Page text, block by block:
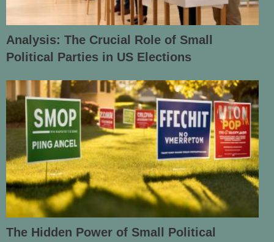
Analysis: The Crucial Role of Small
Political Parties in US Elections
The Hidden Power of Small Political